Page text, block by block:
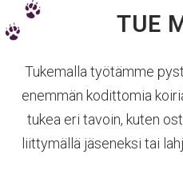
TUE
Tukemalla työtämme
enemmän kodittomia
tukea eri tavoin, kuten
liittymällä jäseneksi tai